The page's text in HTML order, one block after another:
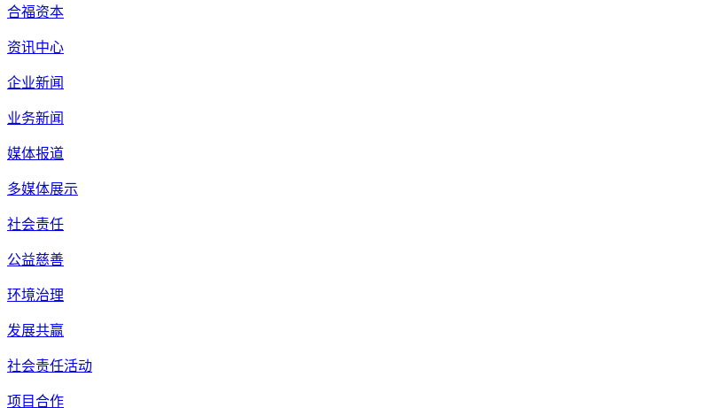
合福资本
资讯中心
企业新闻
业务新闻
媒体报道
多媒体展示
社会责任
公益慈善
环境治理
发展共赢
社会责任活动
项目合作